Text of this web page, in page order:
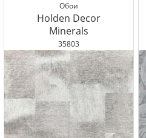
Обои
Holden Decor
Minerals
35803